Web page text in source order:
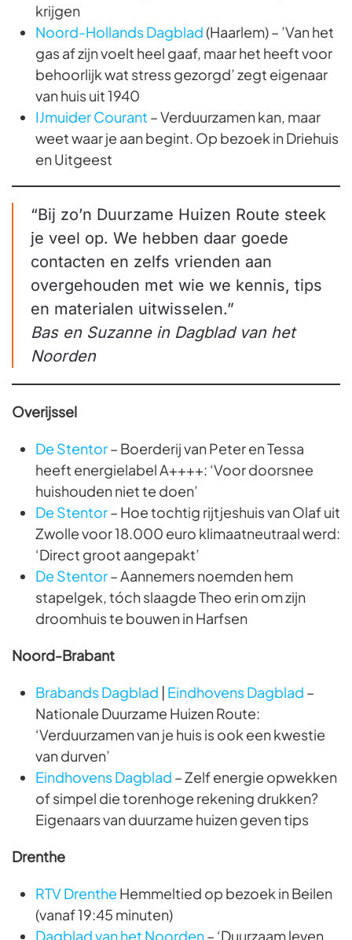
krijgen
Noord-Hollands Dagblad(Haarlem) – ’Van het
gas af zijn voelt heel gaaf, maar het heeft voor
behoorlijk wat stress gezorgd’ zegt eigenaar
van huis uit 1940
IJmuider Courant – Verduurzamen kan, maar
weet waar je aan begint. Op bezoek in Driehuis
en Uitgeest
“Bij zo’n Duurzame Huizen Route steek
je veel op. We hebben daar goede
contacten en zelfs vrienden aan
overgehouden met wie we kennis, tips
en materialen uitwisselen.”
Bas en Suzanne in Dagblad van het
Noorden
Overijssel
De Stentor– Boerderij van Peter en Tessa
heeft energielabel A++++: ‘Voor doorsnee
huishouden niet te doen’
De Stentor– Hoe tochtig rijtjeshuis van Olaf uit
Zwolle voor 18.000 euro klimaatneutraal werd:
‘Direct groot aangepakt’
De Stentor– Aannemers noemden hem
stapelgek, tóch slaagde Theo erin om zijn
droomhuis te bouwen in Harfsen
Noord-Brabant
Brabands Dagblad | Eindhovens Dagblad –
Nationale Duurzame Huizen Route:
‘Verduurzamen van je huis is ook een kwestie
van durven’
EindhovensDagblad – Zelf energie opwekken
of simpel die torenhoge rekening drukken?
Eigenaars van duurzame huizen geven tips
Drenthe
RTV Drenthe Hemmeltied op bezoek in Beilen
(vanaf 19:45 minuten)
Dagblad van het Noorden– ‘Duurzaam leven